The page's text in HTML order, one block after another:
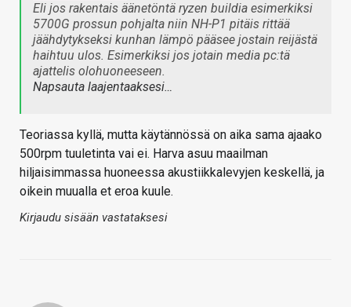
Eli jos rakentais äänetöntä ryzen buildia esimerkiksi
5700G prossun pohjalta niin NH-P1 pitäis rittää
jäähdytykseksi kunhan lämpö pääsee jostain reijästä
haihtuu ulos. Esimerkiksi jos jotain media pc:tä
ajattelis olohuoneeseen.
Napsauta laajentaaksesi…
Teoriassa kyllä, mutta käytännössä on aika sama ajaako
500rpm tuuletinta vai ei. Harva asuu maailman
hiljaisimmassa huoneessa akustiikkalevyjen keskellä, ja
oikein muualla et eroa kuule.
Kirjaudu sisään vastataksesi